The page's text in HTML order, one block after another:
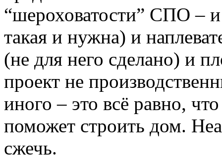
“шероховатости” СПО – и
такая и нужна) и
(не для него сделано) и
проект не
иного – это всё равно,
поможет строить дом.
сжечь.